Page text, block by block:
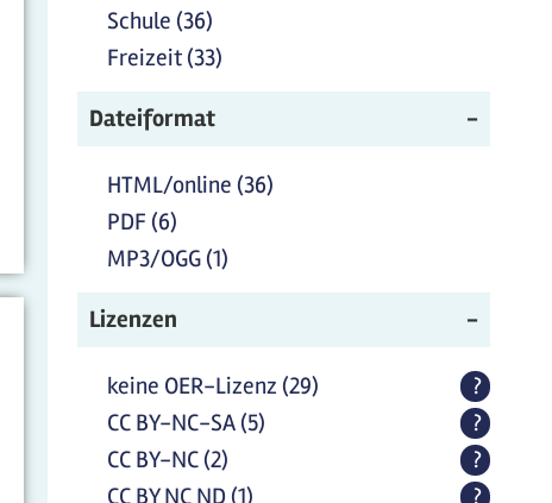
Schule (36)
Freizeit (33)
Dateiformat
HTML/online (36)
PDF (6)
MP3/OGG (1)
Lizenzen
keine OER-Lizenz (29) keine OER-Lizenz Filter
?
CC BY-NC-SA (5)
?
CC BY-NC (2) CC BY-NC Filter anwenden
?
CC BY NC ND (1) CC BY NC ND Filter anwenden
?